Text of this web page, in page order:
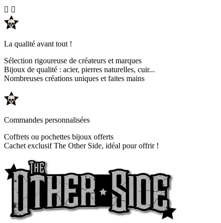
 
La qualité avant tout !
Sélection rigoureuse de créateurs et marques
Bijoux de qualité : acier, pierres naturelles, cuir...
Nombreuses créations uniques et faites mains
Commandes personnalisées
Coffrets ou pochettes bijoux offerts
Cachet exclusif The Other Side, idéal pour offrir !